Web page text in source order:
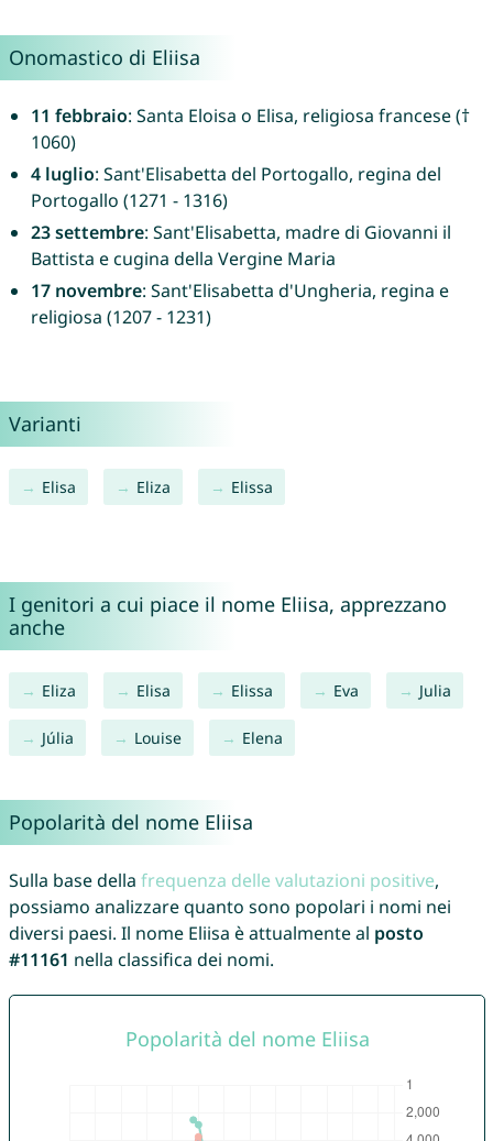
Onomastico di Eliisa
11 febbraio: Santa Eloisa o Elisa, religiosa francese (†
1060)
4 luglio: Sant'Elisabetta del Portogallo, regina del
Portogallo (1271 - 1316)
23 settembre: Sant'Elisabetta, madre di Giovanni il
Battista e cugina della Vergine Maria
17 novembre: Sant'Elisabetta d'Ungheria, regina e
religiosa (1207 - 1231)
Varianti
Elisa Eliza Elissa
I genitori a cui piace il nome Eliisa, apprezzano
anche
Eliza Elisa Elissa Eva Julia
Júlia Louise Elena
Popolarità del nome Eliisa
Sulla base della frequenza delle valutazioni positive,
possiamo analizzare quanto sono popolari i nomi nei
diversi paesi. Il nome Eliisa è attualmente al posto
#11161 nella classifica dei nomi.